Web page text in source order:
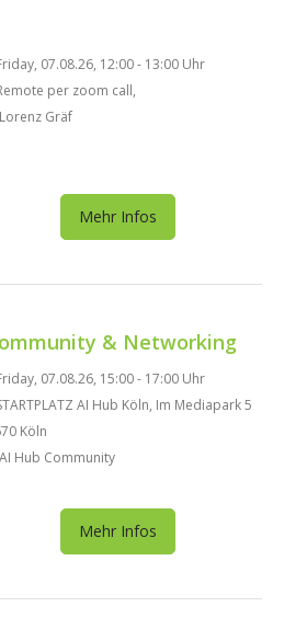
07.08.26, 12:00 - 13:00 Uhr
per zoom call,
Lorenz Gräf
Mehr Infos
& Networking
07.08.26, 15:00 - 17:00 Uhr
AI Hub Köln, Im Mediapark 5
Köln
AI Hub Community
Mehr Infos